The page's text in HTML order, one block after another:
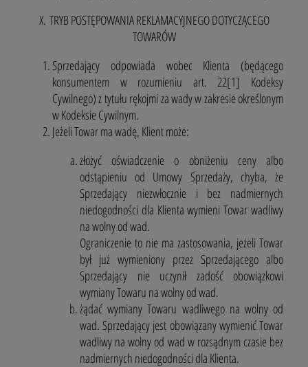
X. TRYB POSTĘPOWANIA REKLAMACYJNEGO DOTYCZĄCEGO
TOWARÓW
Sprzedający odpowiada wobec Klienta (będącego
konsumentem w rozumieniu art. 22[1] Kodeksy
Cywilnego) z tytułu rękojmi za wady w zakresie określonym
w Kodeksie Cywilnym.
Jeżeli Towar ma wadę, Klient może:
złożyć oświadczenie o obniżeniu ceny albo
odstąpieniu od Umowy Sprzedaży, chyba, że
Sprzedający niezwłocznie i bez nadmiernych
niedogodności dla Klienta wymieni Towar wadliwy
na wolny od wad.
Ograniczenie to nie ma zastosowania, jeżeli Towar
był już wymieniony przez Sprzedającego albo
Sprzedający nie uczynił zadość obowiązkowi
wymiany Towaru na wolny od wad.
żądać wymiany Towaru wadliwego na wolny od
wad. Sprzedający jest obowiązany wymienić Towar
wadliwy na wolny od wad w rozsądnym czasie bez
nadmiernych niedogodności dla Klienta.